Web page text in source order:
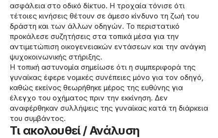
ασφάλεια στο οδικό δίκτυο. Η τροχαία τόνισε ότι
τέτοιες κινήσεις θέτουν σε άμεσο κίνδυνο τη ζωή του
δράστη και των άλλων οδηγών. Το περιστατικό
προκάλεσε συζητήσεις στα τοπικά μέσα για την
αντιμετώπιση οικογενειακών εντάσεων και την ανάγκη
ψυχοκοινωνικής στήριξης.
Η τοπική αστυνομία σημείωσε ότι η συμπεριφορά της
γυναίκας έφερε νομικές συνέπειες μόνο για τον οδηγό,
καθώς εκείνος θεωρήθηκε μέρος της ευθύνης για
έλεγχο του οχήματος πριν την εκκίνηση. Δεν
αναφέρθηκαν συλλήψεις της γυναίκας κατά τη διάρκεια
του συμβάντος.
Τι ακολουθεί / Ανάλυση